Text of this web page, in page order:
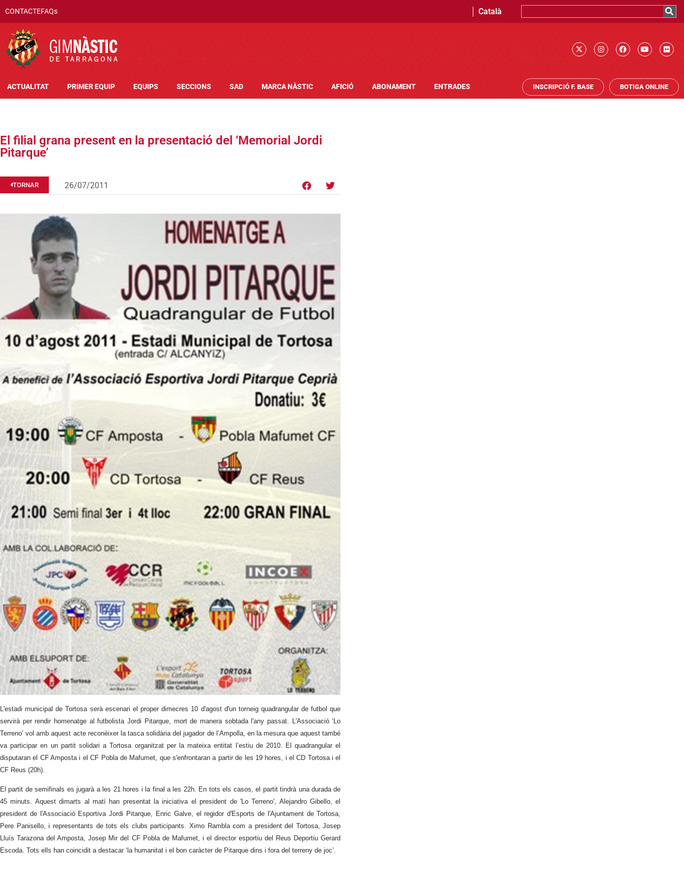
CONTACTEFAQs Català
ACTUALITAT PRIMER EQUIP EQUIPS SECCIONS SAD MARCA NÀSTIC AFICIÓ ABONAMENT ENTRADES INSCRIPCIÓ F. BASE BOTIGA ONLINE
El filial grana present en la presentació del ‘Memorial Jordi
Pitarque’
TORNAR 26/07/2011
L'estadi municipal de Tortosa serà escenari el proper dimecres 10 d'agost d'un torneig quadrangular de futbol que
servirà per rendir homenatge al futbolista Jordi Pitarque, mort de manera sobtada l'any passat. L'Associació ‘Lo
Terreno’ vol amb aquest acte reconèixer la tasca solidària del jugador de l’Ampolla, en la mesura que aquest també
va participar en un partit solidari a Tortosa organitzat per la mateixa entitat l’estiu de 2010. El quadrangular el
disputaran el CF Amposta i el CF Pobla de Mafumet, que s'enfrontaran a partir de les 19 hores, i el CD Tortosa i el
CF Reus (20h).
El partit de semifinals es jugarà a les 21 hores i la final a les 22h. En tots els casos, el partit tindrà una durada de
45 minuts. Aquest dimarts al matí han presentat la iniciativa el president de 'Lo Terreno', Alejandro Gibello, el
president de l'Associació Esportiva Jordi Pitarque, Enric Galve, el regidor d'Esports de l'Ajuntament de Tortosa,
Pere Panisello, i representants de tots els clubs participants. Ximo Rambla com a president del Tortosa, Josep
Lluís Tarazona del Amposta, Josep Mir del CF Pobla de Mafumet, i el director esportiu del Reus Deportiu Gerard
Escoda. Tots ells han coincidit a destacar ‘la humanitat i el bon caràcter de Pitarque dins i fora del terreny de joc’.